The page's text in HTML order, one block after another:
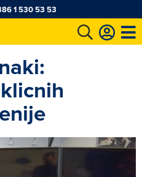
1 530 53 53
Najboljši za volanom